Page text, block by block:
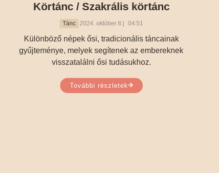
Körtánc / Szakrális körtánc
Tánc 2024. október 8. 04:51
Különböző népek ősi, tradicionális táncainak
gyűjteménye, melyek segítenek az embereknek
visszatalálni ősi tudásukhoz.
További részletek